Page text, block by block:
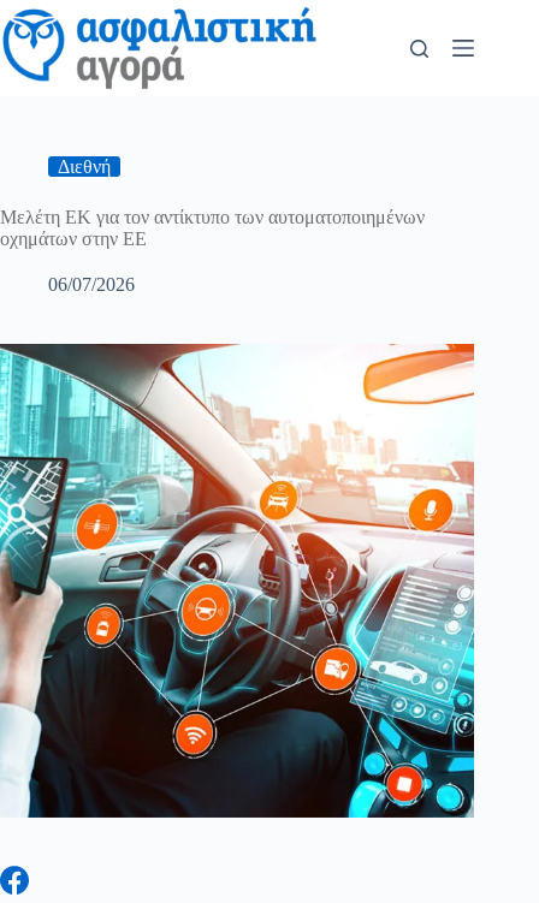
Διεθνή
Μελέτη ΕΚ για τον αντίκτυπο των αυτοματοποιημένων
οχημάτων στην ΕΕ
06/07/2026